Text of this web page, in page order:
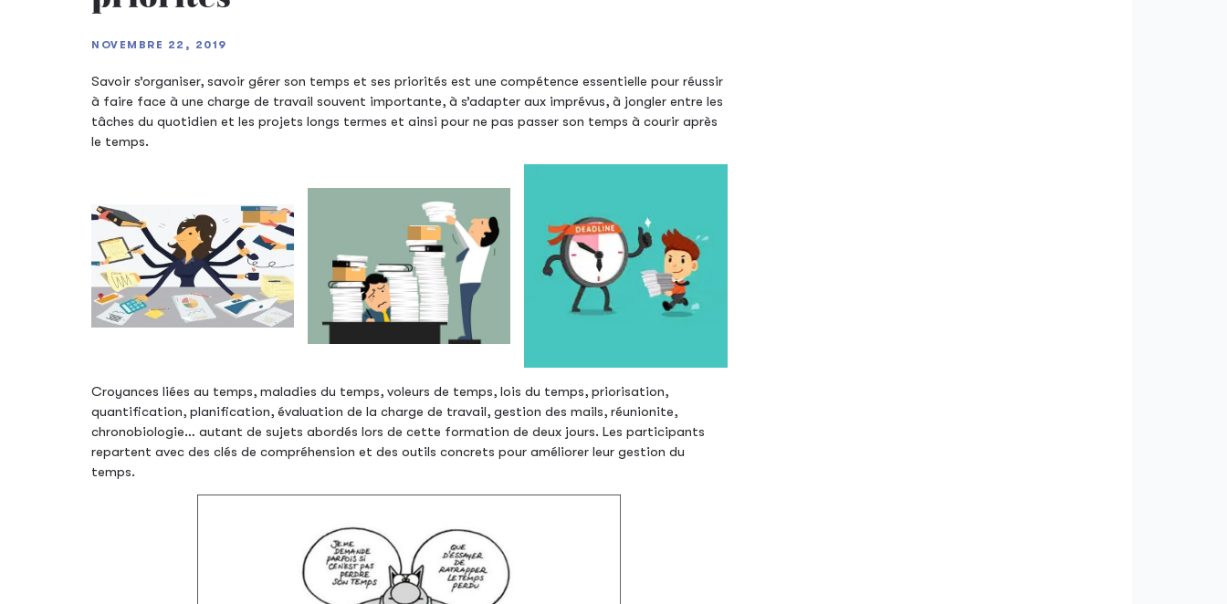
NOVEMBRE 22, 2019
Savoir s’organiser, savoir gérer son temps et ses priorités est une compétence essentielle pour réussir
à faire face à une charge de travail souvent importante, à s’adapter aux imprévus, à jongler entre les
tâches du quotidien et les projets longs termes et ainsi pour ne pas passer son temps à courir après
le temps.
Croyances liées au temps, maladies du temps, voleurs de temps, lois du temps, priorisation,
quantification, planification, évaluation de la charge de travail, gestion des mails, réunionite,
chronobiologie… autant de sujets abordés lors de cette formation de deux jours. Les participants
repartent avec des clés de compréhension et des outils concrets pour améliorer leur gestion du
temps.